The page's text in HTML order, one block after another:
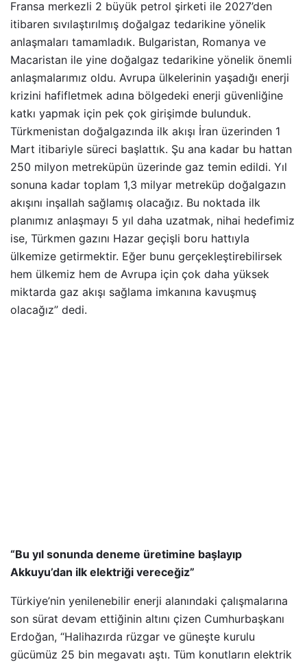
Fransa merkezli 2 büyük petrol şirketi ile 2027’den
itibaren sıvılaştırılmış doğalgaz tedarikine yönelik
anlaşmaları tamamladık. Bulgaristan, Romanya ve
Macaristan ile yine doğalgaz tedarikine yönelik önemli
anlaşmalarımız oldu. Avrupa ülkelerinin yaşadığı enerji
krizini hafifletmek adına bölgedeki enerji güvenliğine
katkı yapmak için pek çok girişimde bulunduk.
Türkmenistan doğalgazında ilk akışı İran üzerinden 1
Mart itibariyle süreci başlattık. Şu ana kadar bu hattan
250 milyon metreküpün üzerinde gaz temin edildi. Yıl
sonuna kadar toplam 1,3 milyar metreküp doğalgazın
akışını inşallah sağlamış olacağız. Bu noktada ilk
planımız anlaşmayı 5 yıl daha uzatmak, nihai hedefimiz
ise, Türkmen gazını Hazar geçişli boru hattıyla
ülkemize getirmektir. Eğer bunu gerçekleştirebilirsek
hem ülkemiz hem de Avrupa için çok daha yüksek
miktarda gaz akışı sağlama imkanına kavuşmuş
olacağız” dedi.
“Bu yıl sonunda deneme üretimine başlayıp
Akkuyu’dan ilk elektriği vereceğiz”
Türkiye’nin yenilenebilir enerji alanındaki çalışmalarına
son sürat devam ettiğinin altını çizen Cumhurbaşkanı
Erdoğan, “Halihazırda rüzgar ve güneşte kurulu
gücümüz 25 bin megavatı aştı. Tüm konutların elektrik